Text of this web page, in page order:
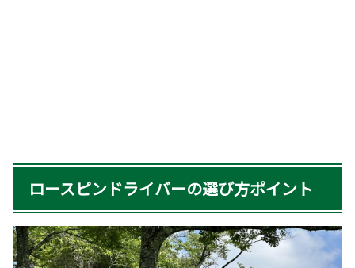
ロースピンドライバーの選び方ポイント